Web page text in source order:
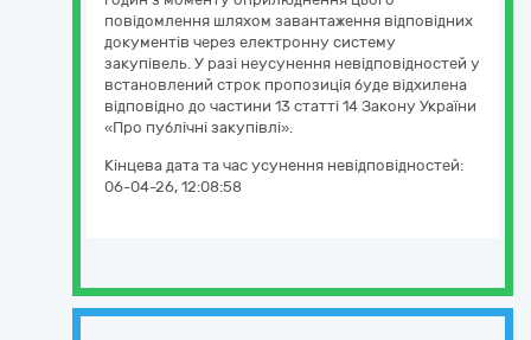
повідомлення шляхом завантаження відповідних
документів через електронну систему
закупівель. У разі неусунення невідповідностей у
встановлений строк пропозиція буде відхилена
відповідно до частини 13 статті 14 Закону України
«Про публічні закупівлі».
Кінцева дата та час усунення невідповідностей:
06-04-26, 12:08:58